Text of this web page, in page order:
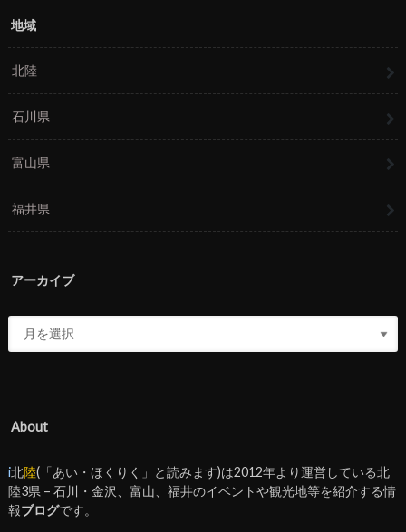
地域
北陸
石川県
富山県
福井県
アーカイブ
About
i北陸(「あい・ほくりく」と読みます)は2012年より運営している北
陸3県 – 石川・金沢、富山、福井のイベントや観光地等を紹介する情
報ブログです。